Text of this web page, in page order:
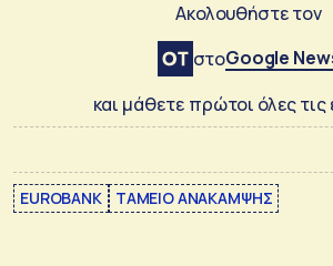
Ακολουθήστε τον
στοGoogle
και μάθετε πρώτοι όλες τις
EUROBANK ΤΑΜΕΙΟ ΑΝΑΚΑΜΨΗΣ